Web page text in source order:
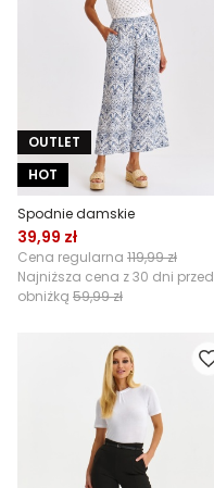
OUTLET
HOT
Spodnie damskie
39,99 zł
Cena regularna 119,99 zł
Najniższa cena z 30 dni przed
obniżką 59,99 zł